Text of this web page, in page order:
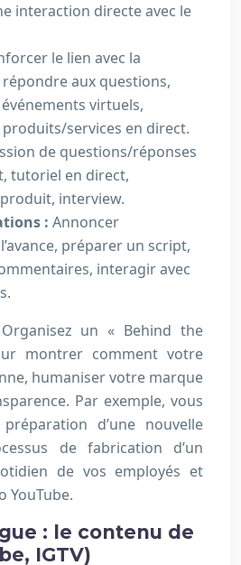
interaction directe avec le
le lien avec la
aux questions,
virtuels,
services en direct.
de questions/réponses
tutoriel en direct,
interview.
: Annoncer
préparer un script,
interagir avec
Organisez un « Behind the
montrer comment votre
humaniser votre marque
Par exemple, vous
d’une nouvelle
de fabrication d’un
de vos employés et
YouTube.
: le contenu de
IGTV)